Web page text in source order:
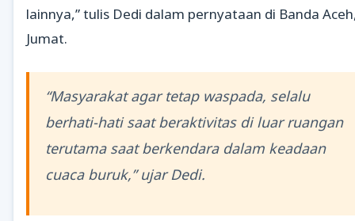
lainnya,” tulis Dedi dalam pernyataan di Banda
Jumat.
“Masyarakat agar tetap waspada, selalu
berhati-hati saat beraktivitas di luar ruangan
terutama saat berkendara dalam keadaan
cuaca buruk,” ujar Dedi.